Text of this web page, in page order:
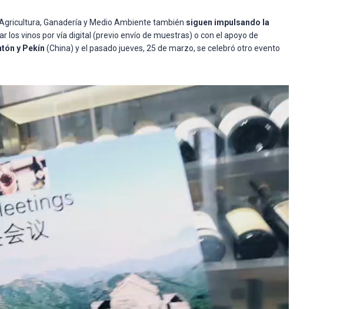
Ganadería y Medio Ambiente también siguen impulsando la
los vinos por vía digital (previo envío de muestras) o con el apoyo de
y Pekín (China) y el pasado jueves, 25 de marzo, se celebró otro evento